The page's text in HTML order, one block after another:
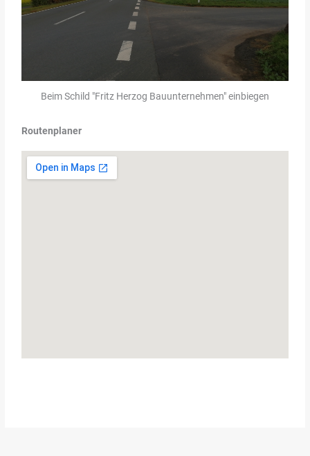
Beim Schild "Fritz Herzog Bauunternehmen" einbiegen
Routenplaner